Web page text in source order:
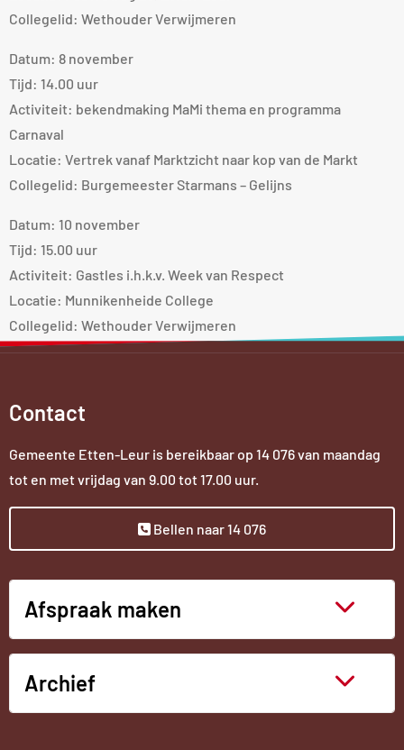
Collegelid: Wethouder Verwijmeren
Datum: 8 november
Tijd: 14.00 uur
Activiteit: bekendmaking MaMi thema en programma
Carnaval
Locatie: Vertrek vanaf Marktzicht naar kop van de Markt
Collegelid: Burgemeester Starmans – Gelijns
Datum: 10 november
Tijd: 15.00 uur
Activiteit: Gastles i.h.k.v. Week van Respect
Locatie: Munnikenheide College
Collegelid: Wethouder Verwijmeren
Contact
Gemeente Etten-Leur is bereikbaar op 14 076van maandag
tot en met vrijdag van 9.00 tot 17.00 uur.
Bellen naar 14 076
Afspraak maken
Archief